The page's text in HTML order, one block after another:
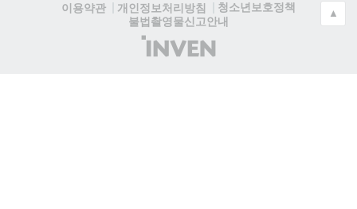
이용약관
개인정보처리방침
청소년보호정책
불법촬영물신고안내
(주)
인
▲